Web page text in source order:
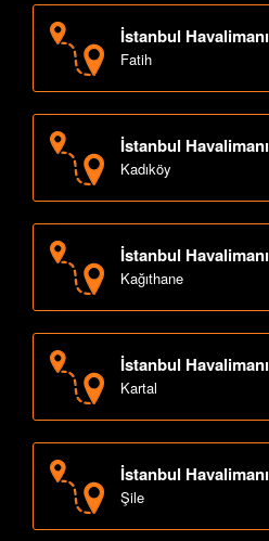
İstanbul Havalimanı
Fatih
İstanbul Havalimanı
Kadıköy
İstanbul Havalimanı
Kağıthane
İstanbul Havalimanı
Kartal
İstanbul Havalimanı
Şile